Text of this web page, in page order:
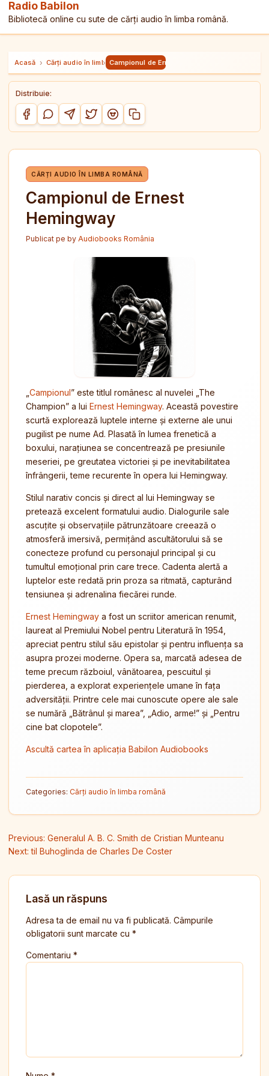
Radio Babilon
Bibliotecă online cu sute de cărți audio în limba română.
Acasă › Cărți audio în limba română
› Campionul de Ernest Hemingway
Distribuie:
Distribuie pe Facebook
Distribuie pe WhatsApp
Distribuie pe Telegram
Distribuie pe Twitter/X
Distribuie pe Reddit
Copiază link-ul
CĂRȚI AUDIO ÎN LIMBA ROMÂNĂ
Campionul de Ernest
Hemingway
Publicat pe by Audiobooks România
Campionul” este titlul românesc al nuvelei „The
Champion” a lui Ernest Hemingway. Această povestire
scurtă explorează luptele interne și externe ale unui
pugilist pe nume Ad. Plasată în lumea frenetică a
boxului, narațiunea se concentrează pe presiunile
meseriei, pe greutatea victoriei și pe inevitabilitatea
înfrângerii, teme recurente în opera lui Hemingway.
Stilul narativ concis și direct al lui Hemingway se
pretează excelent formatului audio. Dialogurile sale
ascuțite și observațiile pătrunzătoare creează o
atmosferă imersivă, permițând ascultătorului să se
conecteze profund cu personajul principal și cu
tumultul emoțional prin care trece. Cadenta alertă a
luptelor este redată prin proza sa ritmată, capturând
tensiunea și adrenalina fiecărei runde.
Ernest Hemingway a fost un scriitor american renumit,
laureat al Premiului Nobel pentru Literatură în 1954,
apreciat pentru stilul său epistolar și pentru influența sa
asupra prozei moderne. Opera sa, marcată adesea de
teme precum războiul, vânătoarea, pescuitul și
pierderea, a explorat experiențele umane în fața
adversității. Printre cele mai cunoscute opere ale sale
se numără „Bătrânul și marea”, „Adio, arme!” și „Pentru
cine bat clopotele”.
Ascultă cartea în aplicația Babilon Audiobooks
Categories: Cărți audio în limba română
Navigare în articole
Previous: Generalul A. B. C. Smith de Cristian Munteanu
Next: til Buhoglinda de Charles De Coster
Lasă un răspuns
Adresa ta de email nu va fi publicată. Câmpurile
obligatorii sunt marcate cu *
Comentariu *